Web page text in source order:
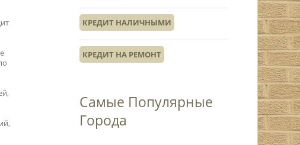
КРЕДИТ НАЛИЧНЫМИ
КРЕДИТ НА РЕМОНТ
Самые Популярные
Города